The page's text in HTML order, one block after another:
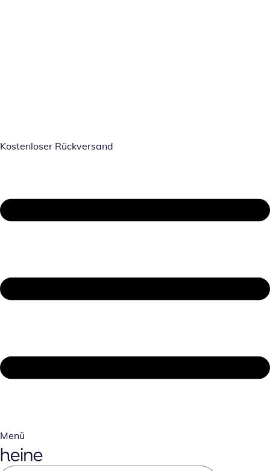
Kostenloser Rückversand
Menü